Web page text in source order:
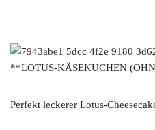
**LOTUS-KÄSEKUCHEN
Perfekt leckerer Lotus-